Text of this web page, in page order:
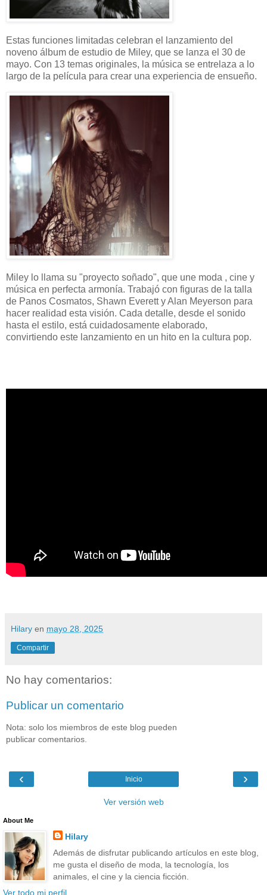
Estas funciones limitadas celebran el lanzamiento del
noveno álbum de estudio de Miley, que se lanza el 30 de
mayo. Con 13 temas originales, la música se entrelaza a lo
largo de la película para crear una experiencia de ensueño.
Miley lo llama su "proyecto soñado", que une moda , cine y
música en perfecta armonía. Trabajó con figuras de la talla
de Panos Cosmatos, Shawn Everett y Alan Meyerson para
hacer realidad esta visión. Cada detalle, desde el sonido
hasta el estilo, está cuidadosamente elaborado,
convirtiendo este lanzamiento en un hito en la cultura pop.
Hilary en mayo 28, 2025
Compartir
No hay comentarios:
Publicar un comentario
Nota: solo los miembros de este blog pueden
publicar comentarios.
‹ ›
Inicio
Ver versión web
About Me
Hilary
Además de disfrutar publicando artículos en este blog,
me gusta el diseño de moda, la tecnología, los
animales, el cine y la ciencia ficción.
Ver todo mi perfil